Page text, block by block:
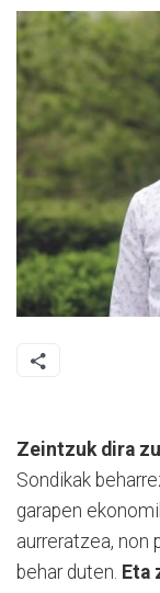
Zeintzuk dira
Sondikak
garapen
aurreratzea, non
behar duten. Eta